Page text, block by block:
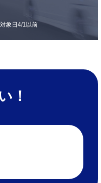
象日4/1以前
！